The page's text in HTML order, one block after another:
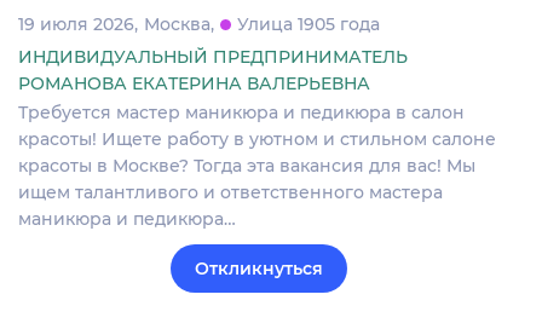
19 июля 2026 Москва
Улица 1905 года
ИНДИВИДУАЛЬНЫЙ ПРЕДПРИНИМАТЕЛЬ
РОМАНОВА ЕКАТЕРИНА ВАЛЕРЬЕВНА
Требуется мастер маникюра и педикюра в салон
красоты! Ищете работу в уютном и стильном салоне
красоты в Москве? Тогда эта вакансия для вас! Мы
ищем талантливого и ответственного мастера
маникюра и педикюра…
Откликнуться